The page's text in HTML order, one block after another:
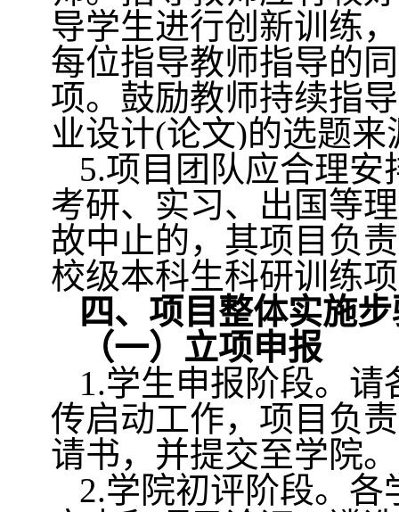
导学生进行创新训练
每位指导教师指导的
项。鼓励教师持续指
业设计(论文)的选题来
5.项目团队应合理安
考研、实习、出国等
故中止的，其项目负
校级本科生科研训练
四、项目整体实施
（一）立项申报
1.学生申报阶段。请
传启动工作，项目负
请书，并提交至学院。
2.学院初评阶段。各